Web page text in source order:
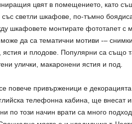
цвят в помещението, като
със светли шкафове, по-тъмно
шкафовете монтирате фототапет с
да са тематични мотиви -–
ястия и плодове. Популярни са също
улички, макаронени ястия и под.
повече привърженици е
телефонна кабина, ще внесат
по този начин врати са много